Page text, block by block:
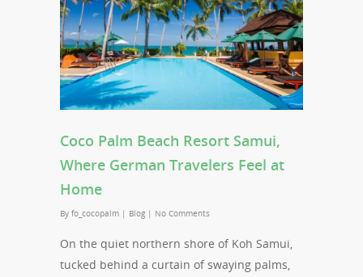
Coco Palm Beach Resort Samui,
Where German Travelers Feel at
Home
By fo_cocopalm | Blog | No Comments
On the quiet northern shore of Koh Samui,
tucked behind a curtain of swaying palms,